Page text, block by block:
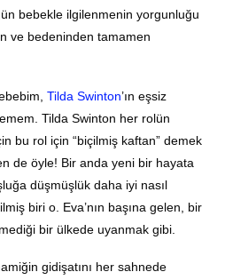
bebekle ilgilenmenin yorgunluğu
ve bedeninden tamamen
Tilda Swinton’ın eşsiz
Tilda Swinton her rolün
bu rol için “biçilmiş kaftan” demek
de öyle! Bir anda yeni bir hayata
düşmüşlük daha iyi nasıl
biri o. Eva’nın başına gelen, bir
bir ülkede uyanmak gibi.
gidişatını her sahnede